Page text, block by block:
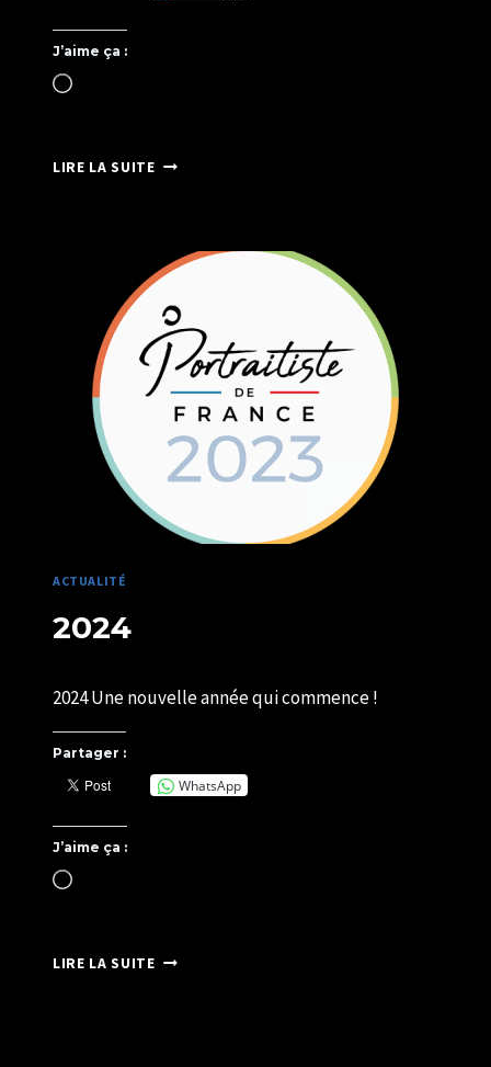
J’aime ça :
Chargement…
LIRE LA SUITEMARIAGE
CRISTIANO
OSTINELLI
FFPMI
NORMANDIE
ACTUALITÉ
2024
SYLVIE
2024 Une nouvelle année qui commence !
Partager :
WhatsApp
J’aime ça :
Chargement…
LIRE LA SUITE2024